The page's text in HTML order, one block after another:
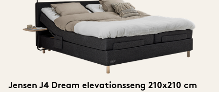
Jensen J4 Dream elevationsseng 210x210 cm